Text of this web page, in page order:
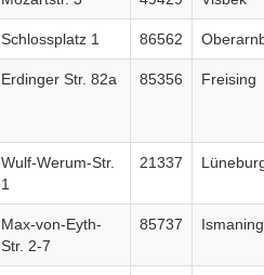
Schlossplatz 1 86562
Erdinger Str. 82a 85356 Freising
Wulf-Werum-Str.
1
21337
Max-von-Eyth-
Str. 2-7
85737 Ismaning